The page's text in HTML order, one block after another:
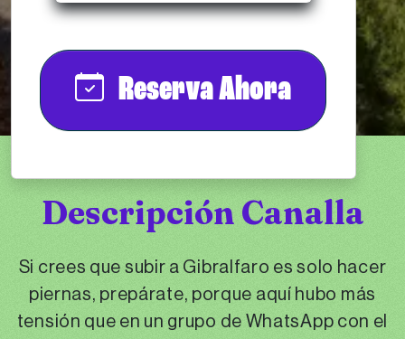
Reserva Ahora
Descripción Canalla
Si crees que subir a Gibralfaro es solo hacer
piernas, prepárate, porque aquí hubo más
tensión que en un grupo de WhatsApp con el